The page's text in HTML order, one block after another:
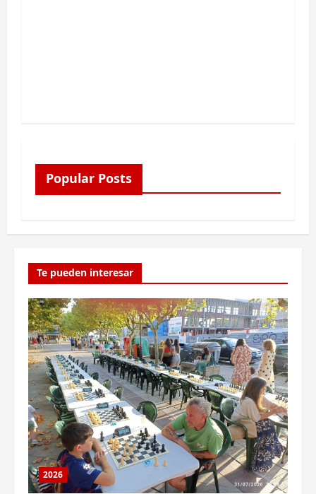
Popular Posts
Te pueden interesar
2026